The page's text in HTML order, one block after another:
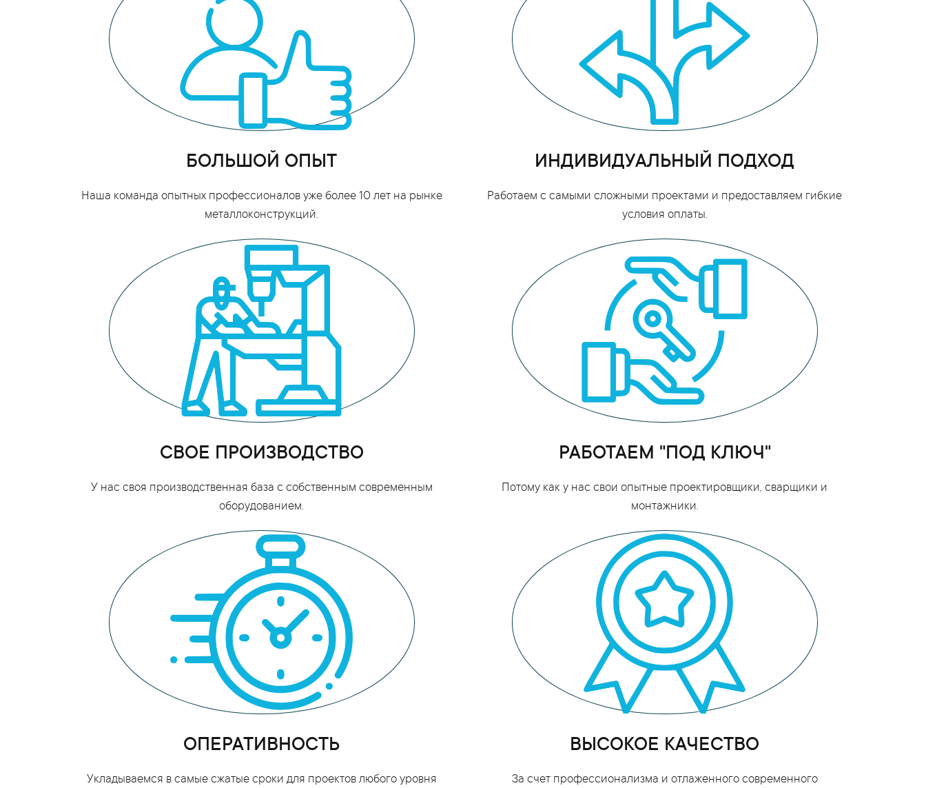
БОЛЬШОЙ ОПЫТ
Наша команда опытных профессионалов уже более 10 лет на рынке
металлоконструкций.
ИНДИВИДУАЛЬНЫЙ ПОДХОД
Работаем с самыми сложными проектами и предоставляем гибкие
условия оплаты.
СВОЕ ПРОИЗВОДСТВО
У нас своя производственная база с собственным современным
оборудованием.
РАБОТАЕМ "ПОД КЛЮЧ"
Потому как у нас свои опытные проектировщики, сварщики и
монтажники.
ОПЕРАТИВНОСТЬ
Укладываемся в самые сжатые сроки для проектов любого уровня
ВЫСОКОЕ КАЧЕСТВО
За счет профессионализма и отлаженного современного